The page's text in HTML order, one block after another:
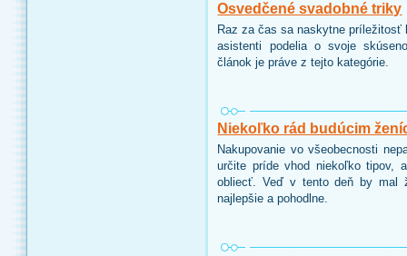
Osvedčené svadobné triky
Raz za čas sa naskytne
asistenti podelia o svoje
článok je práve z tejto kategórie.
Niekoľko rád budúcim
Nakupovanie vo všeobecnosti
určite príde vhod niekoľko tipov,
obliecť. Veď v tento deň by
najlepšie a pohodlne.